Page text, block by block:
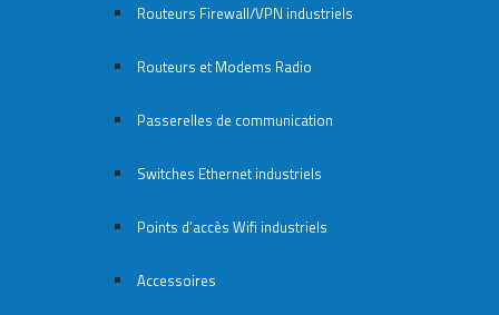
Routeurs Firewall/VPN industriels
Routeurs et Modems Radio
Passerelles de communication
Switches Ethernet industriels
Points d’accès Wifi industriels
Accessoires